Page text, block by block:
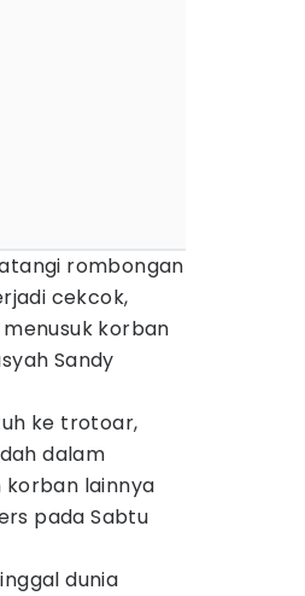
rombongan
cekcok,
korban
Sandy
ke trotoar,
dalam
korban lainnya
pada Sabtu
dunia